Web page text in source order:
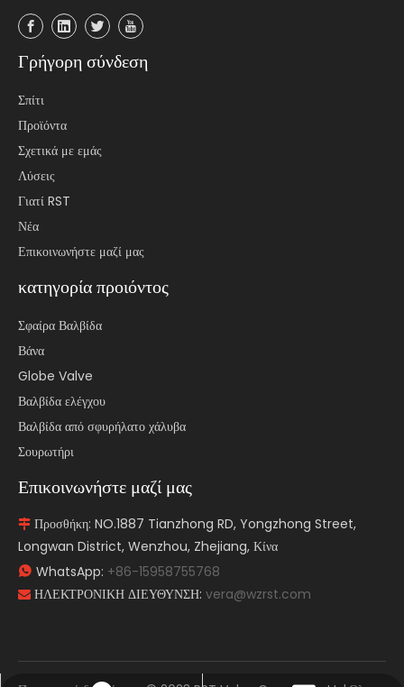
Γρήγορη σύνδεση
Σπίτι
Προϊόντα
Σχετικά με εμάς
Λύσεις
Γιατί RST
Νέα
Επικοινωνήστε μαζί μας
κατηγορία προιόντος
Σφαίρα Βαλβίδα
Βάνα
Globe Valve
Βαλβίδα ελέγχου
Βαλβίδα από σφυρήλατο χάλυβα
Σουρωτήρι
Επικοινωνήστε μαζί μας
 Προσθήκη: NO.1887 Tianzhong RD, Yongzhong Street,
Longwan District, Wenzhou, Zhejiang, Κίνα
 WhatsApp: +86-15958755768
 ΗΛΕΚΤΡΟΝΙΚΗ ΔΙΕΥΘΥΝΣΗ: vera@wzrst.com